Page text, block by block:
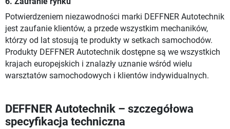
Potwierdzeniem niezawodności marki DEFFNER Autotechnik
jest zaufanie klientów, a przede wszystkim mechaników,
którzy od lat stosują te produkty w setkach samochodów.
Produkty DEFFNER Autotechnik dostępne są we wszystkich
krajach europejskich i znalazły uznanie wśród wielu
warsztatów samochodowych i klientów indywidualnych.
DEFFNER Autotechnik – szczegółowa
specyfikacja techniczna